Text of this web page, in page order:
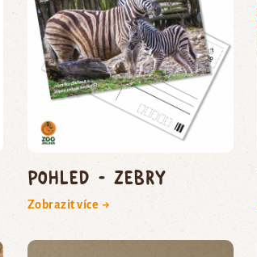
Pohled - zebry
Zobrazit více →